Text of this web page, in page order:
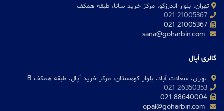
تهران، بلوار اندرزگو، مرکز خرید سانا، طبقه همکف
21005367 021
گالری اُپال
تهران، سعادت آباد، بلوار کوهستان، مرکز خرید اُپال، طبقه همکف B
26350353 021